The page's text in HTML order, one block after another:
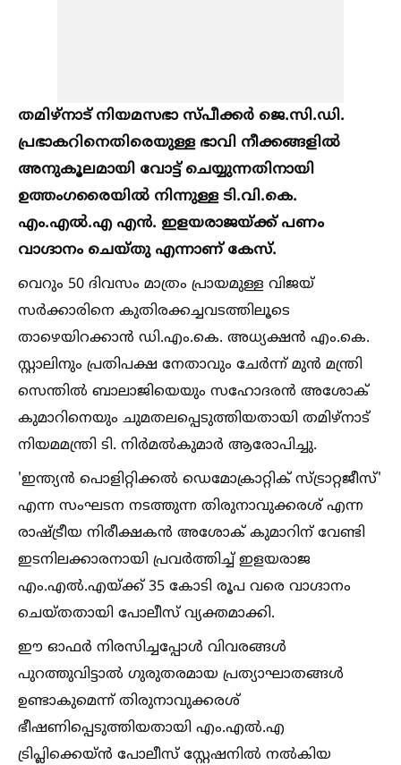
തമിഴ്നാട് നിയമസഭാ സ്പീക്കര്‍ ജെ.സി.ഡി.
പ്രഭാകറിനെതിരെയുള്ള ഭാവി നീക്കങ്ങളില്‍
അനുകൂലമായി വോട്ട് ചെയ്യുന്നതിനായി
ഉത്തംഗരൈയില്‍ നിന്നുള്ള ടി.വി.കെ.
എം.എല്‍.എ എന്‍. ഇളയരാജയ്ക്ക് പണം
വാഗ്ദാനം ചെയ്തു എന്നാണ് കേസ്.
വെറും 50 ദിവസം മാത്രം പ്രായമുള്ള വിജയ്
സര്‍ക്കാരിനെ കുതിരക്കച്ചവടത്തിലൂടെ
താഴെയിറക്കാന്‍ ഡി.എം.കെ. അധ്യക്ഷന്‍ എം.കെ.
സ്റ്റാലിനും പ്രതിപക്ഷ നേതാവും ചേര്‍ന്ന് മുന്‍ മന്ത്രി
സെന്തില്‍ ബാലാജിയെയും സഹോദരന്‍ അശോക്
കുമാറിനെയും ചുമതലപ്പെടുത്തിയതായി തമിഴ്നാട്
നിയമമന്ത്രി ടി. നിര്‍മല്‍കുമാര്‍ ആരോപിച്ചു.
'ഇന്ത്യന്‍ പൊളിറ്റിക്കല്‍ ഡെമോക്രാറ്റിക് സ്ട്രാറ്റജീസ്'
എന്ന സംഘടന നടത്തുന്ന തിരുനാവുക്കരശ് എന്ന
രാഷ്ട്രീയ നിരീക്ഷകന്‍ അശോക് കുമാറിന് വേണ്ടി
ഇടനിലക്കാരനായി പ്രവര്‍ത്തിച്ച്‌ ഇളയരാജ
എം.എല്‍.എയ്ക്ക് 35 കോടി രൂപ വരെ വാഗ്ദാനം
ചെയ്തതായി പോലീസ് വ്യക്തമാക്കി.
ഈ ഓഫര്‍ നിരസിച്ചപ്പോള്‍ വിവരങ്ങള്‍
പുറത്തുവിട്ടാല്‍ ഗുരുതരമായ പ്രത്യാഘാതങ്ങള്‍
ഉണ്ടാകുമെന്ന് തിരുനാവുക്കരശ്
ഭീഷണിപ്പെടുത്തിയതായി എം.എല്‍.എ
ട്രിപ്ലിക്കെയ്ന്‍ പോലീസ് സ്റ്റേഷനില്‍ നല്‍കിയ